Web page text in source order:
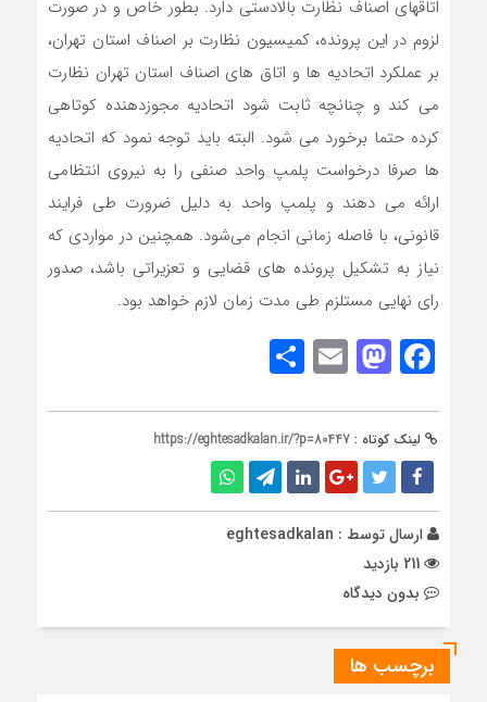
اتاقهای اصناف نظارت بالادستی دارد. بطور خاص و در صورت
لزوم در این پرونده، کمیسیون نظارت بر اصناف استان تهران،
بر عملکرد اتحادیه ها و اتاق های اصناف استان تهران نظارت
می کند و چنانچه ثابت شود اتحادیه مجوزدهنده کوتاهی
کرده حتما برخورد می شود. البته باید توجه نمود که اتحادیه
ها صرفا درخواست پلمپ واحد صنفی را به نیروی انتظامی
ارائه می دهند و پلمپ واحد به دلیل ضرورت طی فرایند
قانونی، با فاصله زمانی انجام می‌شود. همچنین در مواردی که
نیاز به تشکیل پرونده های قضایی و تعزیراتی باشد، صدور
رای نهایی مستلزم طی مدت زمان لازم خواهد بود.
Facebook
Mastodon
Email
لینک کوتاه : https://eghtesadkalan.ir/?p=80447
ارسال توسط : eghtesadkalan
بدون دیدگاه
برچسب ها